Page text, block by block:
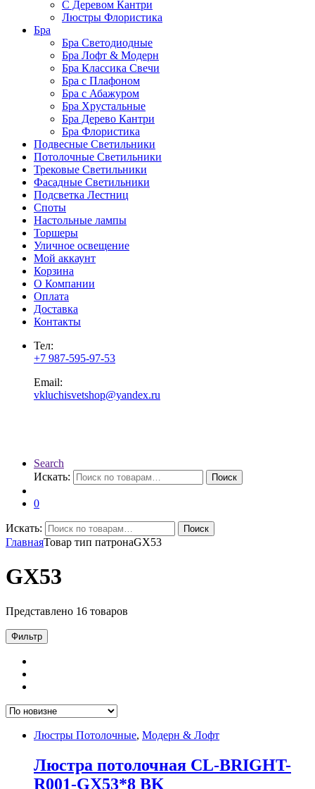
С Деревом Кантри
Люстры Флористика
Бра
Бра Светодиодные
Бра Лофт & Модерн
Бра Классика Свечи
Бра с Плафоном
Бра с Абажуром
Бра Хрустальные
Бра Дерево Кантри
Бра Флористика
Подвесные Светильники
Потолочные Светильники
Трековые Светильники
Фасадные Светильники
Подсветка Лестниц
Споты
Настольные лампы
Торшеры
Уличное освещение
Мой аккаунт
Корзина
О Компании
Оплата
Доставка
Контакты
Тел:
+7 987-595-97-53
Email:
vkluchisvetshop@yandex.ru
Search
Искать:
Поиск
0
Искать: Поиск
ГлавнаяТовар тип патронаGX53
GX53
Представлено 16 товаров
Фильтр
Люстры Потолочные, Модерн & Лофт
Люстра потолочная CL-BRIGHT-
R001-GX53*8 BK